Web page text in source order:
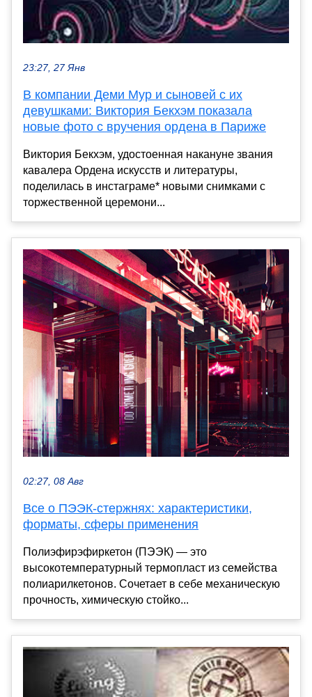
23:27, 27 Янв
В компании Деми Мур и сыновей с их
девушками: Виктория Бекхэм показала
новые фото с вручения ордена в Париже
Виктория Бекхэм, удостоенная накануне звания
кавалера Ордена искусств и литературы,
поделилась в инстаграме* новыми снимками с
торжественной церемони...
02:27, 08 Авг
Все о ПЭЭК-стержнях: характеристики,
форматы, сферы применения
Полиэфирэфиркетон (ПЭЭК) — это
высокотемпературный термопласт из семейства
полиарилкетонов. Сочетает в себе механическую
прочность, химическую стойко...